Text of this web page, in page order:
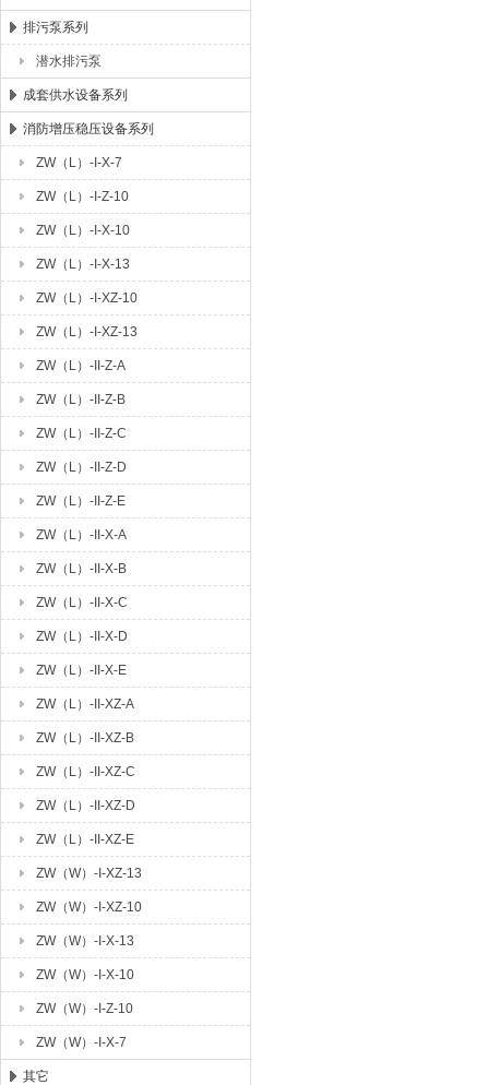
排污泵系列
潜水排污泵
成套供水设备系列
消防增压稳压设备系列
ZW（L）-I-X-7
ZW（L）-I-Z-10
ZW（L）-I-X-10
ZW（L）-I-X-13
ZW（L）-I-XZ-10
ZW（L）-I-XZ-13
ZW（L）-II-Z-A
ZW（L）-II-Z-B
ZW（L）-II-Z-C
ZW（L）-II-Z-D
ZW（L）-II-Z-E
ZW（L）-II-X-A
ZW（L）-II-X-B
ZW（L）-II-X-C
ZW（L）-II-X-D
ZW（L）-II-X-E
ZW（L）-II-XZ-A
ZW（L）-II-XZ-B
ZW（L）-II-XZ-C
ZW（L）-II-XZ-D
ZW（L）-II-XZ-E
ZW（W）-I-XZ-13
ZW（W）-I-XZ-10
ZW（W）-I-X-13
ZW（W）-I-X-10
ZW（W）-I-Z-10
ZW（W）-I-X-7
其它